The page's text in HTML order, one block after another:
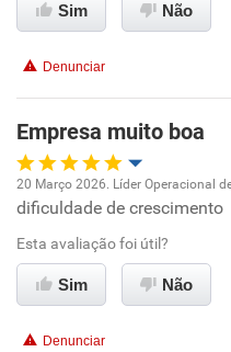
Recomenda esta
Sim Não
Denunciar
Empresa muito boa
Oportunidade de promoção
Ambiente de trabalho
20 Março 2026. Líder Operacional
dificuldade de crescimento
Esta avaliação foi útil?
Sim Não
Denunciar